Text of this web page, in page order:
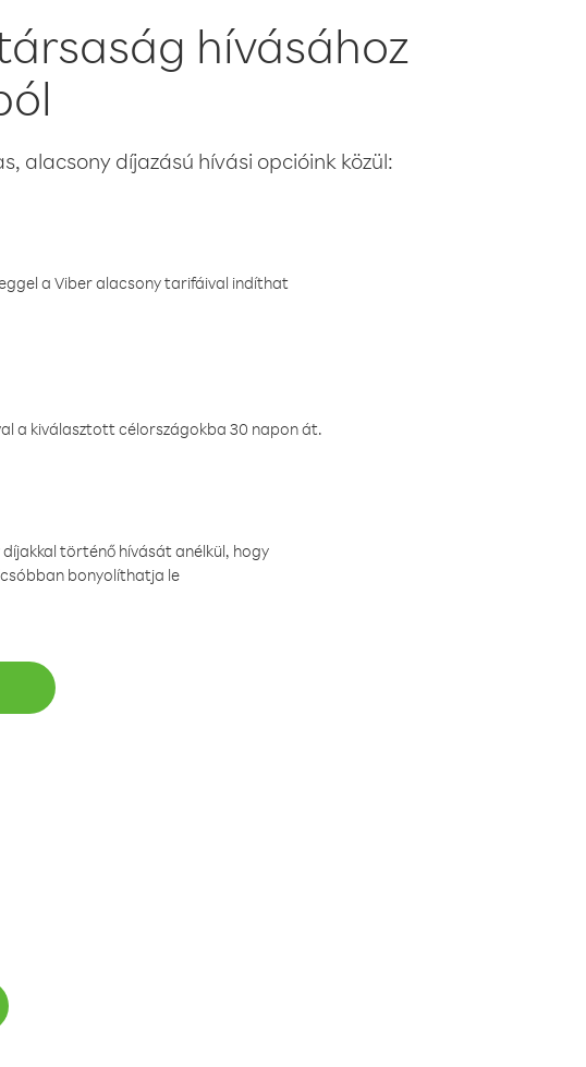
hívásához
alacsony díjazású hívási opcióink közül:
a Viber alacsony tarifáival indíthat
a kiválasztott célországokba 30 napon át.
történő hívását anélkül, hogy
bonyolíthatja le